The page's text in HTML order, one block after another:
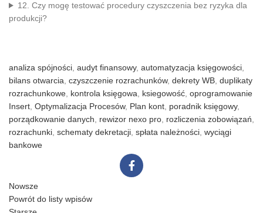
12. Czy mogę testować procedury czyszczenia bez ryzyka dla
produkcji?
analiza spójności audyt finansowy, automatyzacja księgowości
bilans otwarcia czyszczenie rozrachunków, dekrety WB duplikaty
rozrachunkowe kontrola księgowa ksiegowość oprogramowanie
Insert Optymalizacja Procesów, Plan kont poradnik księgowy,
porządkowanie danych
rewizor nexo pro rozliczenia zobowiązań
rozrachunki schematy dekretacji spłata należności wyciągi
bankowe
Nowsze
Powrót do listy wpisów